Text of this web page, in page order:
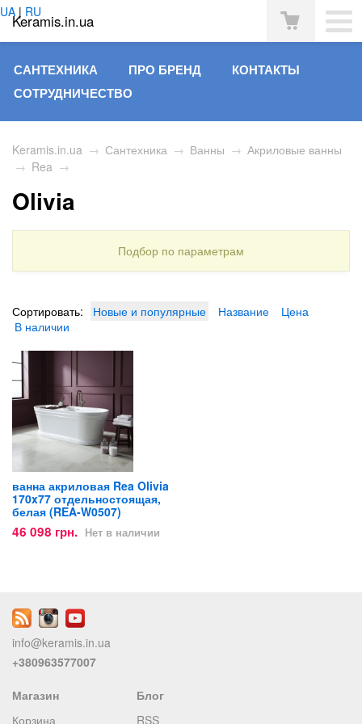
Keramis.in.ua
UA | RU
САНТЕХНИКА ПРО БРЕНД
КОНТАКТЫ
СОТРУДНИЧЕСТВО
Keramis.in.ua → Сантехника → Ванны → Акриловые ванны
→ Rea →
Olivia
Подбор по параметрам
Сортировать: Новые и популярные Название
Цена
В наличии
ванна акриловая Rea Olivia
170x77 отдельностоящая,
белая (REA-W0507)
46 098 грн. Нет в наличии
info@keramis.in.ua
+380963577007
Магазин
Корзина
Блог
RSS